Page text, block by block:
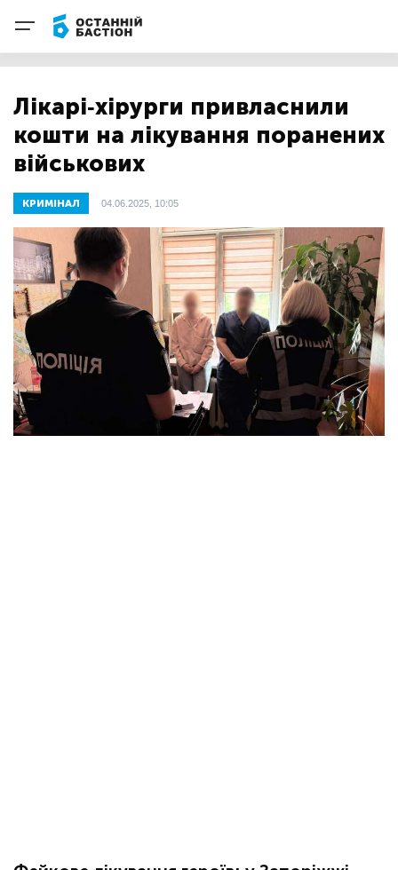
Лікарі-хірурги привласнили
кошти на лікування поранених
військових
КРИМІНАЛ 04.06.2025, 10:05